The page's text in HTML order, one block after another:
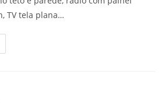
TV tela plana…